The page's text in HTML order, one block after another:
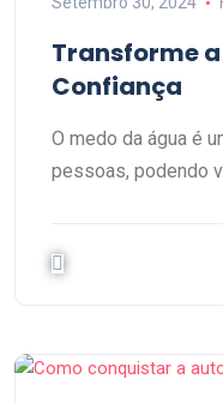
Transforme
Confiança
O medo da água é
pessoas, podendo